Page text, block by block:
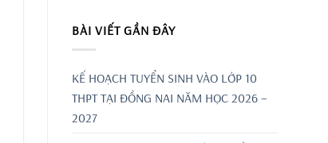
BÀI VIẾT GẦN ĐÂY
KẾ HOẠCH TUYỂN SINH VÀO LỚP 10
THPT TẠI ĐỒNG NAI NĂM HỌC 2026 –
2027